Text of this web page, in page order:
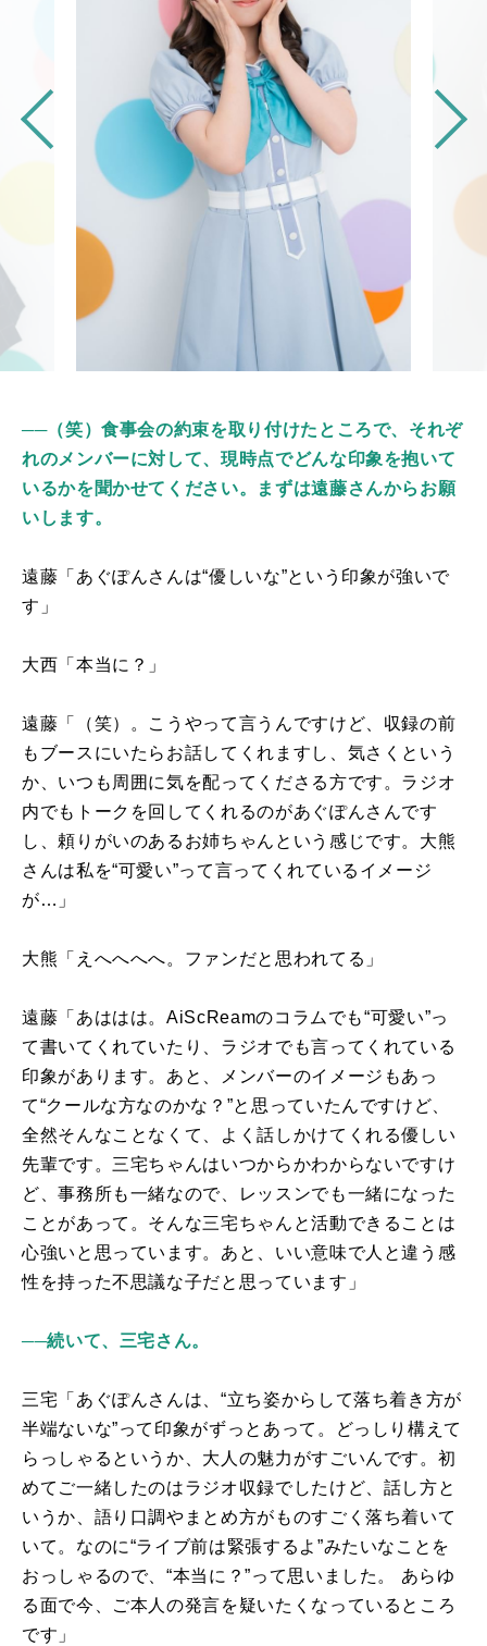
──（笑）食事会の約束を取り付けたところで、それぞ
れのメンバーに対して、現時点でどんな印象を抱いて
いるかを聞かせてください。まずは遠藤さんからお願
いします。
遠藤「あぐぽんさんは“優しいな”という印象が強いで
す」
大西「本当に？」
遠藤「（笑）。こうやって言うんですけど、収録の前
もブースにいたらお話してくれますし、気さくという
か、いつも周囲に気を配ってくださる方です。ラジオ
内でもトークを回してくれるのがあぐぽんさんです
し、頼りがいのあるお姉ちゃんという感じです。大熊
さんは私を“可愛い”って言ってくれているイメージ
が…」
大熊「えへへへへ。ファンだと思われてる」
遠藤「あははは。AiScReamのコラムでも“可愛い”っ
て書いてくれていたり、ラジオでも言ってくれている
印象があります。あと、メンバーのイメージもあっ
て“クールな方なのかな？”と思っていたんですけど、
全然そんなことなくて、よく話しかけてくれる優しい
先輩です。三宅ちゃんはいつからかわからないですけ
ど、事務所も一緒なので、レッスンでも一緒になった
ことがあって。そんな三宅ちゃんと活動できることは
心強いと思っています。あと、いい意味で人と違う感
性を持った不思議な子だと思っています」
──続いて、三宅さん。
三宅「あぐぽんさんは、“立ち姿からして落ち着き方が
半端ないな”って印象がずっとあって。どっしり構えて
らっしゃるというか、大人の魅力がすごいんです。初
めてご一緒したのはラジオ収録でしたけど、話し方と
いうか、語り口調やまとめ方がものすごく落ち着いて
いて。なのに“ライブ前は緊張するよ”みたいなことを
おっしゃるので、“本当に？”って思いました。 あらゆ
る面で今、ご本人の発言を疑いたくなっているところ
です」